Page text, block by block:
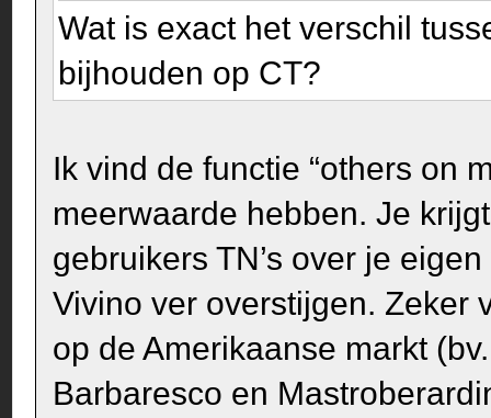
Wat is exact het verschil
bijhouden op CT?
Ik vind de functie “others on
meerwaarde hebben. Je
gebruikers TN’s over je
Vivino ver overstijgen. Zeker
op de Amerikaanse markt
Barbaresco en